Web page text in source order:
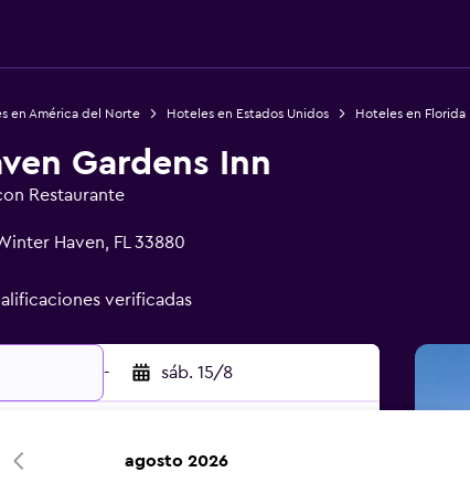
en América del Norte Hoteles en Estados Unidos Hoteles en Florida
Gardens Inn
Restaurante
Haven, FL 33880
verificadas
- sáb. 15/8
agosto 2026